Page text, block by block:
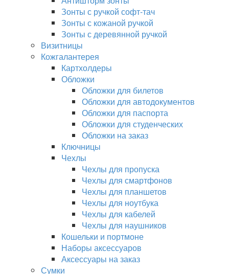
Зонты с ручкой софт-тач
Зонты с кожаной ручкой
Зонты с деревянной ручкой
Визитницы
Кожгалантерея
Картхолдеры
Обложки
Обложки для билетов
Обложки для автодокументов
Обложки для паспорта
Обложки для студенческих
Обложки на заказ
Ключницы
Чехлы
Чехлы для пропуска
Чехлы для смартфонов
Чехлы для планшетов
Чехлы для ноутбука
Чехлы для кабелей
Чехлы для наушников
Кошельки и портмоне
Наборы аксессуаров
Аксессуары на заказ
Сумки